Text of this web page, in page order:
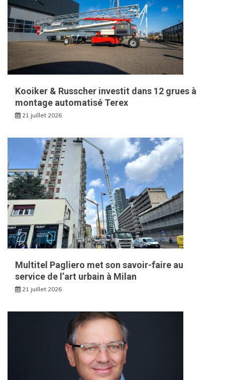
Kooiker & Russcher investit dans 12 grues à
montage automatisé Terex
21 juillet 2026
Multitel Pagliero met son savoir-faire au
service de l’art urbain à Milan
21 juillet 2026